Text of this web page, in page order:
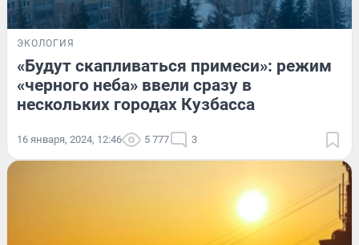
ЭКОЛОГИЯ
«Будут скапливаться примеси»: режим
«черного неба» ввели сразу в
нескольких городах Кузбасса
16 января, 2024, 12:46 5 777 3